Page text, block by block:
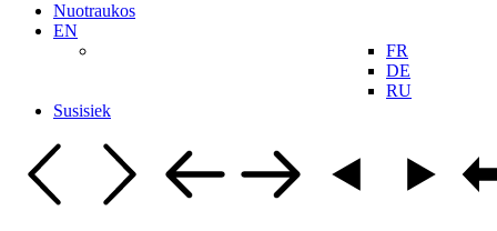
Nuotraukos
EN
FR
DE
RU
Susisiek